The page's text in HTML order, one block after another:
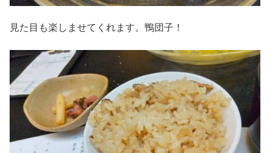
見た目も楽しませてくれます。鴨団子！